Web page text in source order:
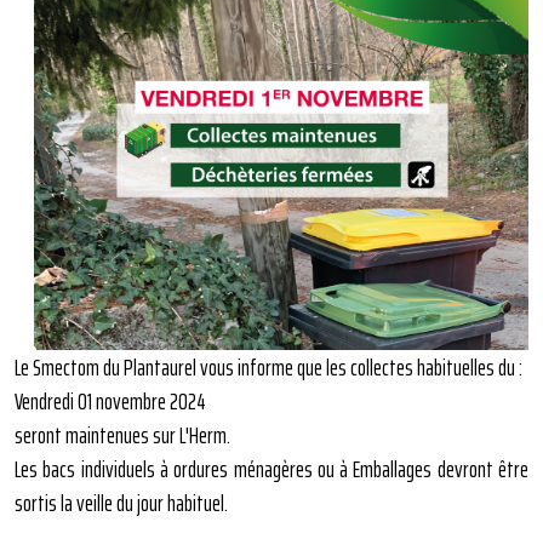
Le Smectom du Plantaurel vous informe que les collectes habituelles du :
Vendredi 01 novembre 2024
seront maintenues sur L'Herm.
Les bacs individuels à ordures ménagères ou à Emballages devront être
sortis la veille du jour habituel.